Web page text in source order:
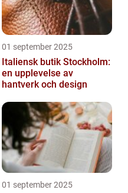
01 september 2025
Italiensk butik Stockholm:
en upplevelse av
hantverk och design
01 september 2025